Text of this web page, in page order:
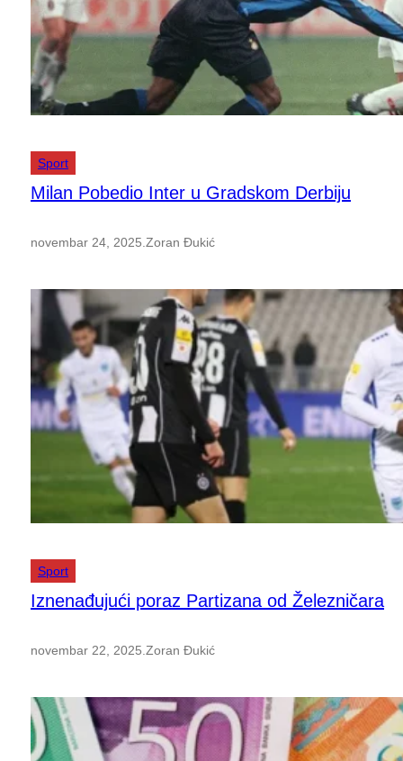
Sport
Milan Pobedio Inter u Gradskom Derbiju
novembar 24, 2025 Zoran Đukić
Sport
Iznenađujući poraz Partizana od Železničara
novembar 22, 2025 Zoran Đukić